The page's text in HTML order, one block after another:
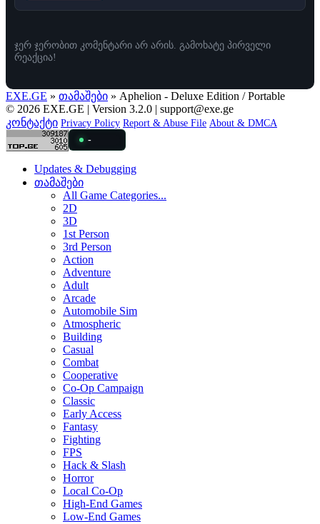
ჯერ ჯერობით კომენტარი არ არის. გამოხატე პირველი
რეაქცია!
EXE.GE » თამაშები » Aphelion - Deluxe Edition / Portable
© 2026 EXE.GE | Version 3.2.0 | support@exe.ge
კონტაქტი Privacy Policy Report & Abuse File About & DMCA
-
Updates & Debugging
თამაშები
All Game Categories...
2D
3D
1st Person
3rd Person
Action
Adventure
Adult
Arcade
Automobile Sim
Atmospheric
Building
Casual
Combat
Cooperative
Co-Op Campaign
Classic
Early Access
Fantasy
Fighting
FPS
Hack & Slash
Horror
Local Co-Op
High-End Games
Low-End Games